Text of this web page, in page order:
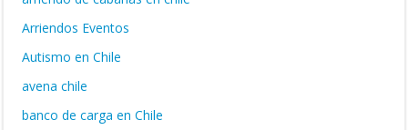
Arriendos Eventos
Autismo en Chile
avena chile
banco de carga en Chile